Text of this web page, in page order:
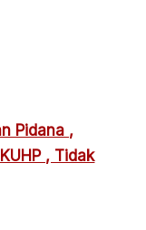
Pidana ,
, Tidak